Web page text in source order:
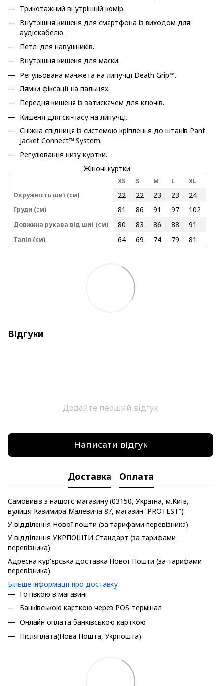
Трикотажний внутрішній комір.
Внутрішня кишеня для смартфона із виходом для
аудіокабелю.
Петлі для навушників.
Внутрішня кишеня для маски.
Регульована манжета на липучці Death Grip™.
Лямки фіксації на пальцях.
Передня кишеня із затискачем для ключів.
Кишеня для скі-пасу на липучці.
Сніжна спідниця із системою кріплення до штанів Pant
Jacket Connect™ System.
Регулювання низу куртки.
Жіночі куртки
XS S M L
XL
Окружність шиї (см)
22 22 23 23 24
Груди (см) 81 86 91 97 102
Довжина рукава від шиї (см) 80 83 86 88 91
Талія (см) 64 69 74 79 81
Відгуки
Додайте перший відгук
Написати відгук
Доставка Оплата
Самовивіз з нашого магазину (03150, Україна, м.Київ,
вулиця Казимира Малевича 87, магазин “PROTEST”)
У відділення Нової пошти (за тарифами перевізника)
У відділення УКРПОШТИ Стандарт (за тарифами
перевізника)
Адресна кур'єрська доставка Нової Пошти (за тарифами
перевізника)
Більше інформації про доставку
Готівкою в магазині
Банківською карткою через POS-термінал
Онлайн оплата банківською карткою
Післяплата(Нова Пошта, Укрпошта)